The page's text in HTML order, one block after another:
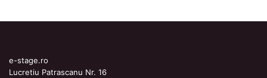
e-stage.ro
Lucretiu Patrascanu Nr. 16